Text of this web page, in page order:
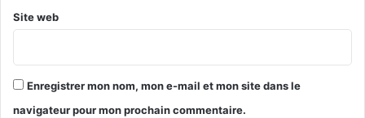
Site web
Enregistrer mon nom, mon e-mail et mon site dans le
navigateur pour mon prochain commentaire.